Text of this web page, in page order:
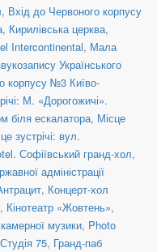
, Вхід до Червоного корпусу
, Кирилівська церква,
Intercontinental, Мала
Українського
корпусу №3 Київо-
М. «Дорогожичі».
біля ескалатора, Місце
зустрічі: вул.
Софіївський гранд-хол,
адміністрації
, Концерт-хол
, Кінотеатр «Жовтень»,
музики, Photo
Студія 75, Гранд-паб